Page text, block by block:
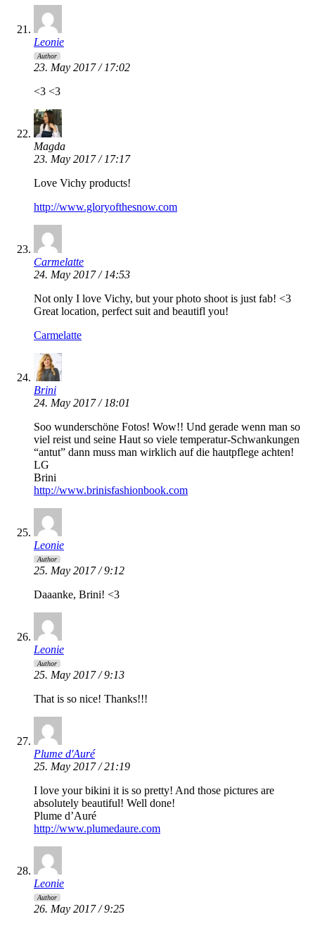
Leonie
Author
23. May 2017 / 17:02
<3 <3
Magda
23. May 2017 / 17:17
Love Vichy products!
http://www.gloryofthesnow.com
Carmelatte
24. May 2017 / 14:53
Not only I love Vichy, but your photo shoot is just fab! <3
Great location, perfect suit and beautifl you!
Carmelatte
Brini
24. May 2017 / 18:01
Soo wunderschöne Fotos! Wow!! Und gerade wenn man so
viel reist und seine Haut so viele temperatur-Schwankungen
“antut” dann muss man wirklich auf die hautpflege achten!
LG
Brini
http://www.brinisfashionbook.com
Leonie
Author
25. May 2017 / 9:12
Daaanke, Brini! <3
Leonie
Author
25. May 2017 / 9:13
That is so nice! Thanks!!!
Plume d'Auré
25. May 2017 / 21:19
I love your bikini it is so pretty! And those pictures are
absolutely beautiful! Well done!
Plume d’Auré
http://www.plumedaure.com
Leonie
Author
26. May 2017 / 9:25